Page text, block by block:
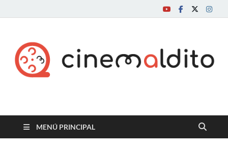
Cine maldito
MENÚ PRINCIPAL